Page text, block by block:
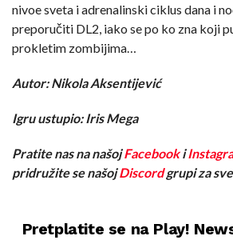
nivoe sveta i adrenalinski ciklus dana i
preporučiti DL2, iako se po ko zna koji
prokletim zombijima…
Autor: Nikola Aksentijević
Igru ustupio: Iris Mega
Pratite nas na našojFacebooki
pridružite se našojDiscordgrupi za
Pretplatite se na Play!